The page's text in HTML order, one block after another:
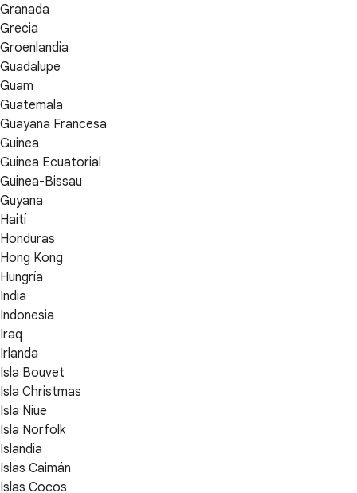
Granada
Grecia
Groenlandia
Guadalupe
Guam
Guatemala
Guayana Francesa
Guinea
Guinea Ecuatorial
Guinea-Bissau
Guyana
Haití
Honduras
Hong Kong
Hungría
India
Indonesia
Iraq
Irlanda
Isla Bouvet
Isla Christmas
Isla Niue
Isla Norfolk
Islandia
Islas Caimán
Islas Cocos